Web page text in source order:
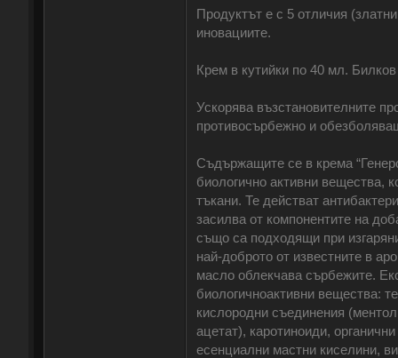
Продуктът е с 5 отличия
иновациите.
Крем в кутийки по 40 мл.
Ускорява възстановителните
противосърбежно и
Съдържащите се в крема
биологично активни вещества,
тъкани. Те действат
засилва от компонентите на
също са подходящи при
най-доброто от известните в
масло облекчава сърбежите.
биологичноактивни вещества:
кислородни съединения
ацетат), каротиноиди,
есенциални мастни киселини,